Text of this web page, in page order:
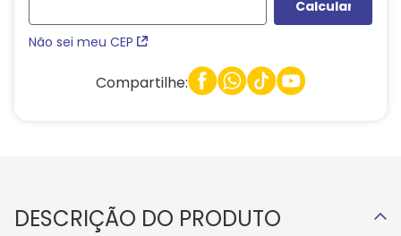
Não sei meu CEP
Compartilhe:
DESCRIÇÃO DO PRODUTO